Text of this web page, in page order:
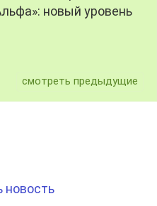
новый уровень
смотреть предыдущие
новость